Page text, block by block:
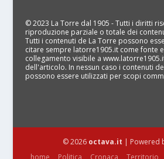
© 2023 La Torre dal 1905 - Tutti i diritti
riproduzione parziale o totale dei
Tutti i contenuti de La Torre possono
citare sempre latorre1905.it come fonte
collegamento visibile a
dell'articolo. In nessun caso i contenuti
possono essere utilizzati per scopi
© 2026 octava.it | Powered
home
Politica Cronaca Territorio